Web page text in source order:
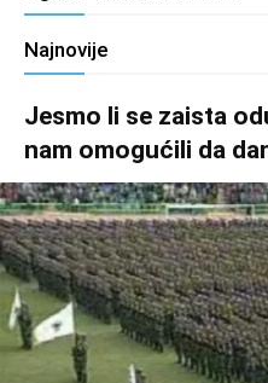
Najnovije
Jesmo li se zaista
nam omogućili da